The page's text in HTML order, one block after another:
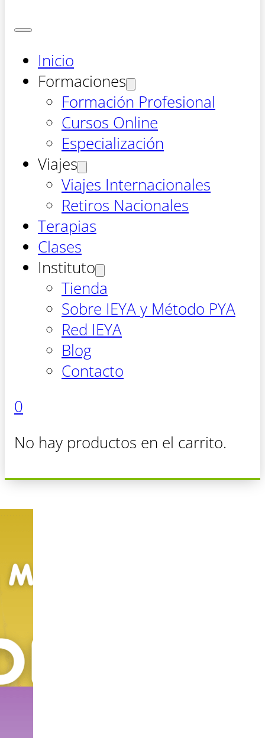
Inicio
Formaciones
Formación Profesional
Cursos Online
Especialización
Viajes
Viajes Internacionales
Retiros Nacionales
Terapias
Clases
Instituto
Tienda
Sobre IEYA y Método PYA
Red IEYA
Blog
Contacto
0
No hay productos en el carrito.